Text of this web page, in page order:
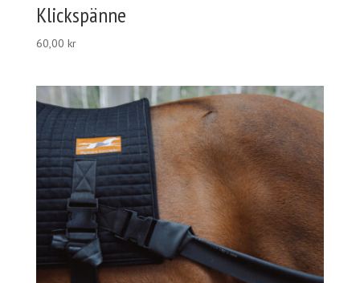
Klickspänne
60,00 kr